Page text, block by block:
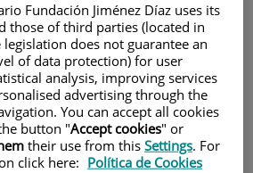
Fundación Jiménez Díaz uses its
those of third parties (located in
does not guarantee an
of data protection) for user
analysis, improving services
advertising through the
You can accept all cookies
button "Accept cookies" or
their use from this Settings. For
click here: Política de Cookies